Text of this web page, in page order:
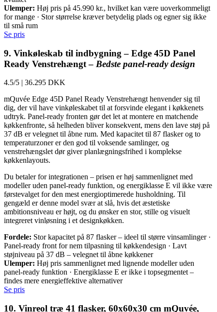
Ulemper: Høj pris på 45.990 kr., hvilket kan være uoverkommeligt
for mange · Stor størrelse kræver betydelig plads og egner sig ikke
til små rum
Se pris
9. Vinkøleskab til indbygning – Edge 45D Panel
Ready Venstrehængt – Bedste panel-ready design
4.5/5 | 36.295 DKK
mQuvée Edge 45D Panel Ready Venstrehængt henvender sig til
dig, der vil have vinkøleskabet til at forsvinde elegant i køkkenets
udtryk. Panel-ready fronten gør det let at montere en matchende
køkkenfronte, så helheden bliver konsekvent, mens den lave støj på
37 dB er velegnet til åbne rum. Med kapacitet til 87 flasker og to
temperaturzoner er den god til voksende samlinger, og
venstrehængslet dør giver planlægningsfrihed i komplekse
køkkenlayouts.
Du betaler for integrationen – prisen er høj sammenlignet med
modeller uden panel-ready funktion, og energiklasse E vil ikke være
førstevalget for den mest energioptimerede husholdning. Til
gengæld er denne model svær at slå, hvis det æstetiske
ambitionsniveau er højt, og du ønsker en stor, stille og visuelt
integreret vinløsning i et designkøkken.
Fordele: Stor kapacitet på 87 flasker – ideel til større vinsamlinger ·
Panel-ready front for nem tilpasning til køkkendesign · Lavt
støjniveau på 37 dB – velegnet til åbne køkkener
Ulemper: Høj pris sammenlignet med lignende modeller uden
panel-ready funktion · Energiklasse E er ikke i topsegmentet –
findes mere energieffektive alternativer
Se pris
10. Vinreol træ 41 flasker, 60x60x30 cm mQuvée,